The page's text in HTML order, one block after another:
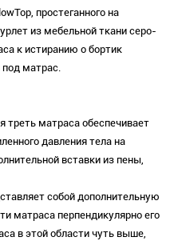
простеганного на
из мебельной ткани серо-
к истиранию о бортик
под матрас.
треть матраса обеспечивает
давления тела на
вставки из пены,
собой дополнительную
матраса перпендикулярно его
в этой области чуть выше,